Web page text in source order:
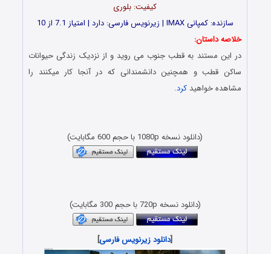
کیفیت: بلوری
سازنده: کمپانی IMAX | زیرنویس فارسی: دارد | امتیاز 7.1 از 10
خلاصه داستان:
در این مستند به قطب جنوب می روید و از نزدیک زندگی حیوانات
ساکن قطب و همچنین دانشمندانی که در آنجا کار میکنند را
مشاهده خواهیدکرد.
(دانلود نسخه 1080p با حجم 600 مگابایت)
(دانلود نسخه 720p با حجم 300 مگابایت)
[دانلود زیرنویس فارسی]